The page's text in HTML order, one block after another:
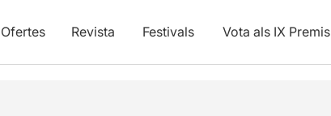
Ofertes Revista Festivals Vota als IX Premis